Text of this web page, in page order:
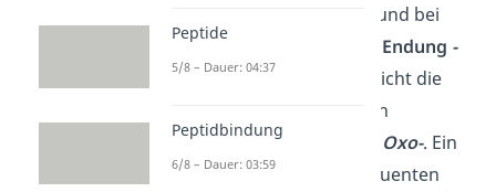
auf dem jeweiligen Alkan und bei
höchster Priorität mit der Endung -
on. Falls die Ketogruppe nicht die
höchste Priorität hat, dann
verwendest du das
Oxo-. Ein
Keton, welches als Substituenten
Peptide
5/8 – Dauer: 04:37
Peptidbindung
6/8 – Dauer: 03:59